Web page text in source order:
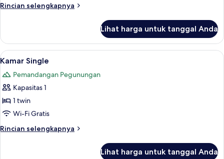
Rincian selengkapnya
Rincian
Kamar
Triple
Lihat harga untuk tanggal Anda
Lihat
semua
foto
untuk
Kamar
Single
Seprai premium, minibar, meja kerja,
13
Kamar Single
Pemandangan Pegunungan
Kapasitas 1
1 twin
Wi-Fi Gratis
Rincian selengkapnya
Rincian
Lihat harga untuk tanggal Anda